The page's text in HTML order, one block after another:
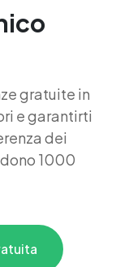
gratuite in
e garantirti
dei
1000